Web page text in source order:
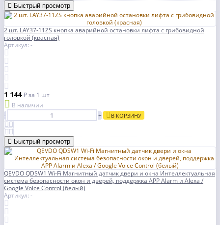
Быстрый просмотр
2 шт. LAY37-11ZS кнопка аварийной остановки лифта с грибовидной
головкой (красная)
Артикул: -
1 144₽за 1 шт
В наличии
-
+ В КОРЗИНУ
Быстрый просмотр
QEVDO QDSW1 Wi-Fi Магнитный датчик двери и окна Интеллектуальная
система безопасности окон и дверей, поддержка APP Alarm и Alexa /
Google Voice Control (белый)
Артикул: -